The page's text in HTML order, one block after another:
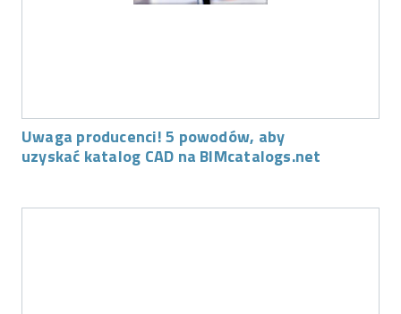
Uwaga producenci! 5 powodów, aby
uzyskać katalog CAD na BIMcatalogs.net